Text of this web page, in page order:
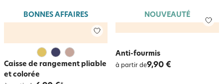
BONNES AFFAIRES
Caisse de rangement pliable
et colorée
NOUVEAUTÉ
Anti-fourmis
à partir de9,90 €